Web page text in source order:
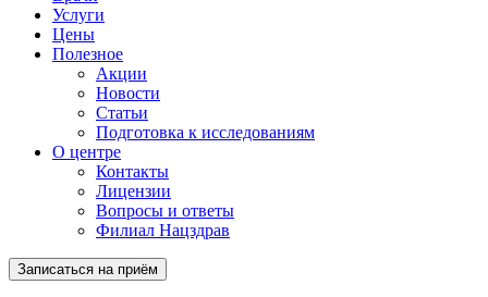
Услуги
Цены
Полезное
Акции
Новости
Статьи
Подготовка к исследованиям
О центре
Контакты
Лицензии
Вопросы и ответы
Филиал Нацздрав
Записаться на приём